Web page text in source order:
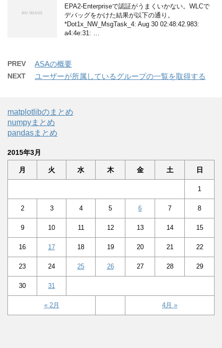
EPA2-Enterpriseで認証がうまくいかない。WLCで
デバッグをかけた結果が以下の通り。
*Dot1x_NW_MsgTask_4: Aug 30 02:48:42.983:
a4:4e:31: …
PREV ASAの概要
NEXT ユーザーが所属しているグループの一覧を取得する
matplotlibのまとめ
numpyまとめ
pandasまとめ
2015年3月
月 火 水 木 金 土 日
« 2月 4月 »
1
2 3 4 5 6 7 8
9 10 11 12 13 14 15
16 17 18 19 20 21 22
23 24 25 26 27 28 29
30 31